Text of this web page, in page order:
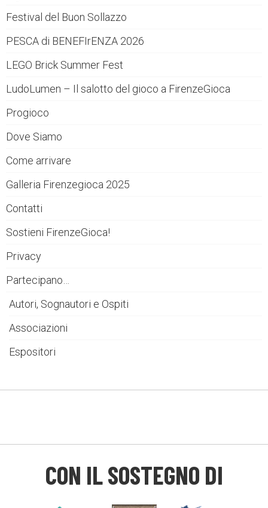
Festival del Buon Sollazzo
PESCA di BENEFIrENZA 2026
LEGO Brick Summer Fest
LudoLumen – Il salotto del gioco a FirenzeGioca
Progioco
Dove Siamo
Come arrivare
Galleria Firenzegioca 2025
Contatti
Sostieni FirenzeGioca!
Privacy
Partecipano…
Autori, Sognautori e Ospiti
Associazioni
Espositori
CON IL SOSTEGNO DI